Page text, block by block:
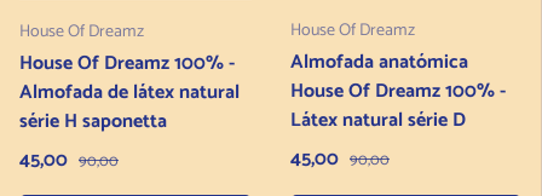
House Of Dreamz
House Of Dreamz 100% -
Almofada de látex natural
série H saponetta
Preço de venda
45,00 Preço normal
90,00
House Of Dreamz
Almofada anatómica
House Of Dreamz 100% -
Látex natural série D
Preço de venda
45,00 Preço normal
90,00